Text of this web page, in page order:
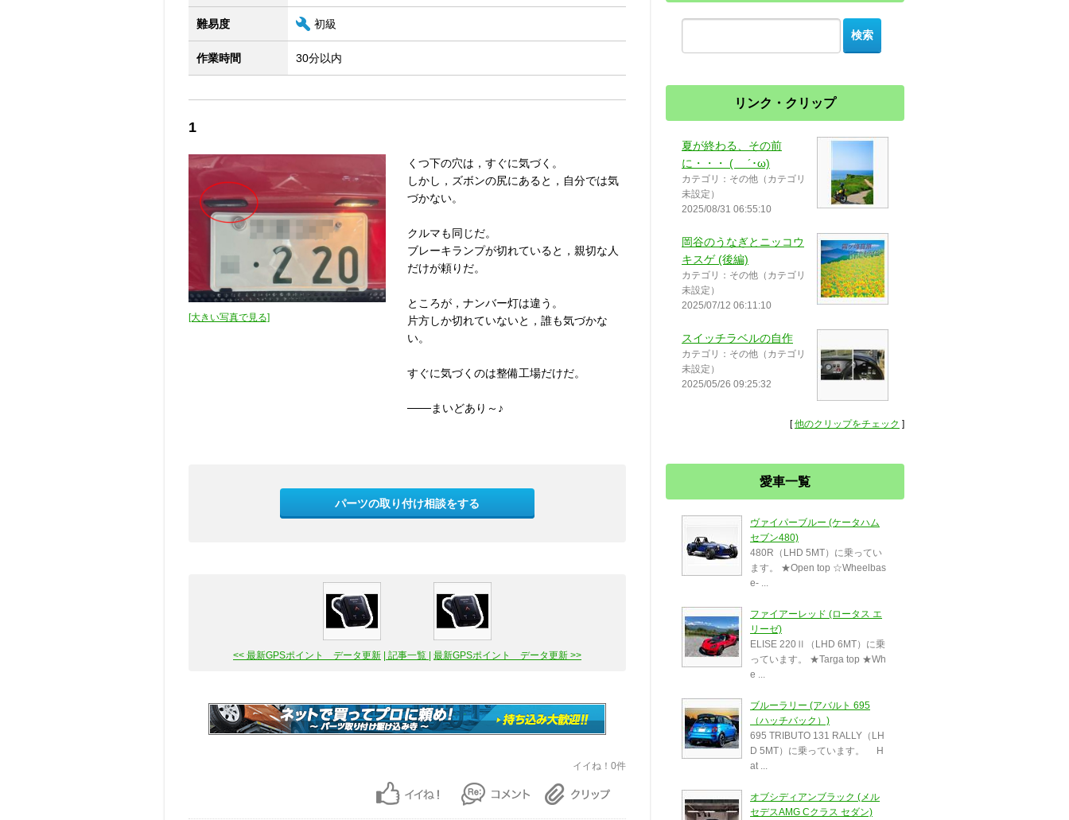
難易度 初級
作業時間 30分以内
1
[大きい写真で見る]
くつ下の穴は，すぐに気づく。
しかし，ズボンの尻にあると，自分では気
づかない。
クルマも同じだ。
ブレーキランプが切れていると，親切な人
だけが頼りだ。
ところが，ナンバー灯は違う。
片方しか切れていないと，誰も気づかな
い。
すぐに気づくのは整備工場だけだ。
───まいどあり～♪
パーツの取り付け相談をする
<< 最新GPSポイント データ更新 | 記事一覧 | 最新GPSポイント データ更新 >>
イイね！0件
リンク・クリップ
夏が終わる、その前
に・・・ ( ´･ω)
カテゴリ：その他（カテゴリ
未設定）
2025/08/31 06:55:10
岡谷のうなぎとニッコウ
キスゲ (後編)
カテゴリ：その他（カテゴリ
未設定）
2025/07/12 06:11:10
スイッチラベルの自作
カテゴリ：その他（カテゴリ
未設定）
2025/05/26 09:25:32
[他のクリップをチェック ]
愛車一覧
ヴァイパーブルー (ケータハム
セブン480)
480R（LHD 5MT）に乗ってい
ます。 ★Open top ☆Wheelbas
e- ...
ファイアーレッド (ロータス エ
リーゼ)
ELISE 220Ⅱ（LHD 6MT）に乗
っています。 ★Targa top ★Wh
e ...
ブルーラリー (アバルト 695
（ハッチバック）)
695 TRIBUTO 131 RALLY（LH
D 5MT）に乗っています。 H
at ...
オブシディアンブラック (メル
セデスAMG Cクラス セダン)